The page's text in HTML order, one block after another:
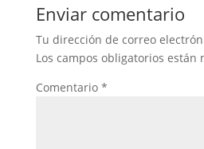
Enviar comentario
Tu dirección de correo
Los campos obligatorios están
Comentario *